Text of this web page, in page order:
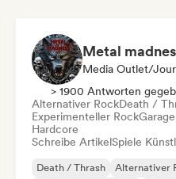
Metal
> 1900 Antworten
Alternativer RockDeath /
Experimenteller Rock
Hardcore
Schreibe ArtikelSpiele
Death / Thrash
Alternativer